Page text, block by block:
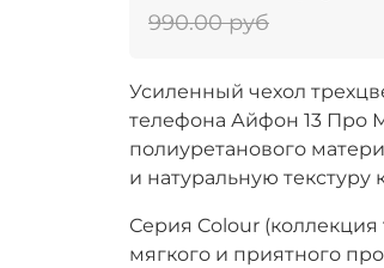
990.00 руб
Усиленный чехол
телефона Айфон 13 Про
полиуретанового
и натуральную
Серия Colour
мягкого и приятного